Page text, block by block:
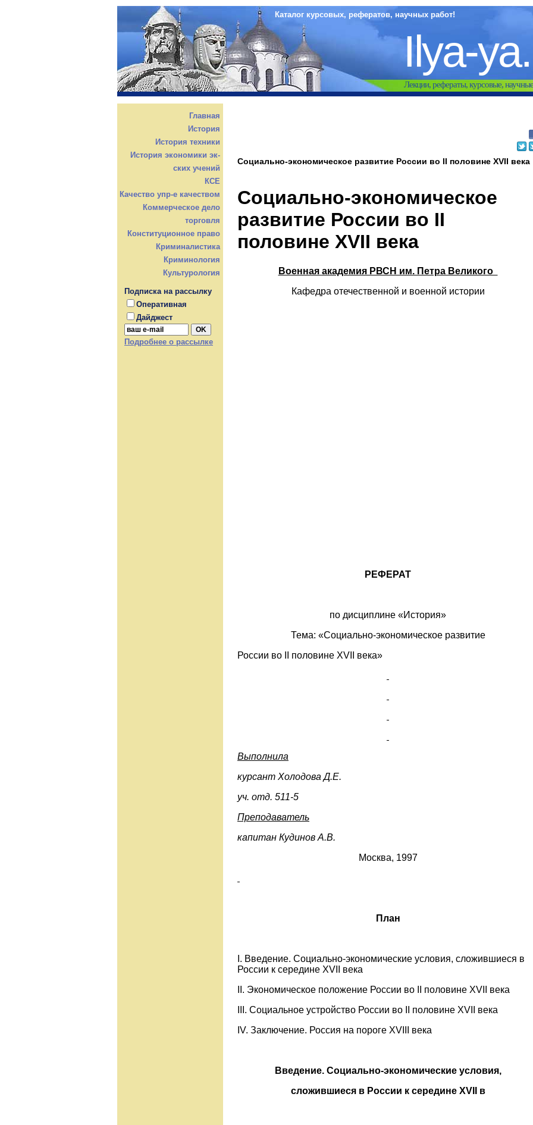
Каталог курсовых, рефератов, научных работ!
Ilya-
Лекции, рефераты, курсовые,
Главная
История
История техники
История экономики эк-
ских учений
КСЕ
Качество упр-е качеством
Коммерческое дело
торговля
Конституционное право
Криминалистика
Криминология
Культурология
Подписка на рассылку
Оперативная
Дайджест
Подробнее о рассылке
Социально-экономическое развитие России во II половине XVII века
Социально-экономическое
развитие России во II
половине XVII века
Военная академия РВСН им. Петра Великого
Кафедра отечественной и военной истории
РЕФЕРАТ
по дисциплине «История»
Тема: «Социально-экономическое развитие
России во II половине XVII века»
Выполнила
курсант Холодова Д.Е.
уч. отд. 511-5
Преподаватель
капитан Кудинов А.В.
Москва, 1997
План
I. Введение. Социально-экономические условия, сложившиеся в
России к середине XVII века
II. Экономическое положение России во II половине XVII века
III. Социальное устройство России во II половине XVII века
IV. Заключение. Россия на пороге XVIII века
Введение. Социально-экономические условия,
сложившиеся в России к середине XVII в